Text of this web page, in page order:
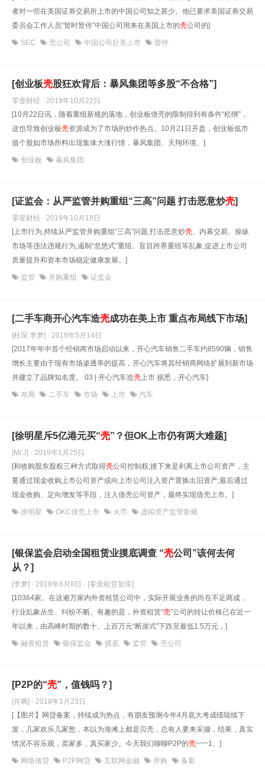
者对一些在美国证券交易所上市的中国公司知之甚少。他已要求美国证券交易
委员会工作人员“暂时暂停”中国公司用来在美国上市的壳公司的]
SEC 壳公司 中国公司赴美上市 暂停
[创业板壳股狂欢背后：暴风集团等多股“不合格”]
零壹财经 · 2019年10月22日
[10月22日讯，随着重组新规的落地，创业板借壳的限制得到有条件“松绑”，
这也导致创业板壳资源成为了市场的炒作热点。10月21日开盘，创业板低市
值个股如市场所料出现集体大涨行情，暴风集团、天翔环境、]
创业板 暴风集团
[证监会：从严监管并购重组“三高”问题 打击恶意炒壳]
零壹财经 · 2019年10月18日
[上市行为,持续从严监管并购重组“三高”问题,打击恶意炒壳、内幕交易、操纵
市场等违法违规行为,遏制“忽悠式”重组、盲目跨界重组等乱象,促进上市公司
质量提升和资本市场稳定健康发展。]
监管 并购重组 证监会
[二手车商开心汽车造壳成功在美上市 重点布局线下市场]
[杜琛,李梦] · 2019年5月14日
[2017年年中首个经销商市场启动以来，开心汽车销售二手车约8590辆，销售
增长主要由于现有市场渗透率的提高，开心汽车将其经销商网络扩展到新市场
并建立了品牌知名度。 03 | 开心汽车造壳上市 据悉，开心汽车]
布局 二手车 市场 上市 汽车
[徐明星斥5亿港元买“壳”？但OK上市仍有两大难题]
[Mr.J] · 2019年1月25日
[和收购股东股权三种方式取得壳公司控制权;接下来是剥离上市公司资产，主
要通过现金收购上市公司资产或向上市公司注入资产置换出旧资产;最后通过
现金收购、定向增发等手段，注入借壳公司资产，最终实现借壳上市。]
徐明星 OKC借壳上市 火币 虚拟资产监管新规
[银保监会启动全国租赁业摸底调查 “壳公司”该何去何
从？]
[李梦] · 2018年6月8日 · [零壹租赁智库]
[10364家。在这逾万家内外资租赁公司中，实际开展业务的尚在不足两成，
行业乱象丛生、纠纷不断。有趣的是，外资租赁“壳”公司的转让价格已在近一
年以来，由高峰时期的数十、上百万元“断崖式”下跌至最低1.5万元，]
融资租赁 银保监会 摸底 监管 壳公司
[P2P的“壳”，值钱吗？]
[肖飒] · 2018年1月23日
[【图片】网贷备案，持续成为热点，有朋友预测今年4月底大考成绩陆续下
发，几家欢乐几家愁，本以为海滩上都是贝壳，总有人要来采撷，结果，真实
情况不容乐观，卖家多，真买家少。今天我们聊聊P2P的壳~~~1、]
网络借贷 P2P网贷 互联网金融 并购 备案